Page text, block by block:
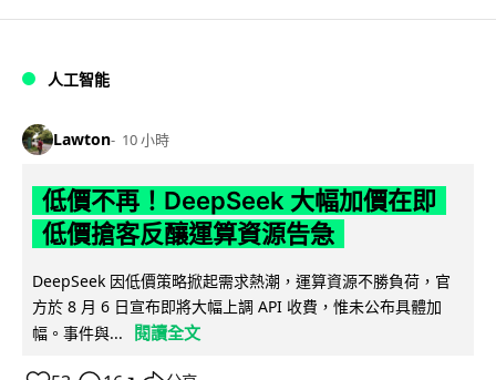
人工智能
Lawton 10 小時
低價不再！DeepSeek 大幅加價在即
低價搶客反釀運算資源告急
DeepSeek 因低價策略掀起需求熱潮，運算資源不勝負荷，官
方於 8 月 6 日宣布即將大幅上調 API 收費，惟未公布具體加
幅。事件與...
閱讀全文